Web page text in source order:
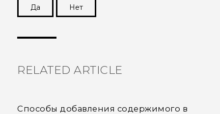
Да
Нет
RELATED ARTICLE
Способы добавления содержимого в